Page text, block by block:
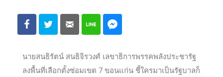
นายสนธิรัตน์ สนธิจิรวงศ์ เลขาธิการพรรคพลังประชารัฐ
ลงพื้นที่เลือกตั้งซ่อมเขต 7 ขอนแก่น ชี้ใครมาเป็นรัฐบาลก็